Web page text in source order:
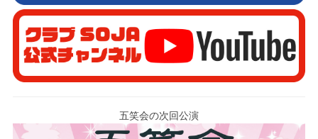
五笑会の次回公演